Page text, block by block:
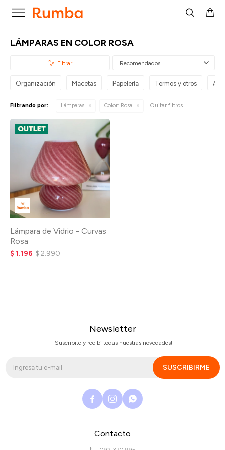

LÁMPARAS EN COLOR ROSA
Recomendados
Organización Macetas Papelería Termos y otros
Filtrando por: Lámparas Color: Rosa Quitar filtros
Lámpara de Vidrio - Curvas
Rosa
$ 1.196 $2.990
Contacto
Newsletter
¡Suscribite y recibí todas nuestras novedades!
SUSCRIBIRME
  